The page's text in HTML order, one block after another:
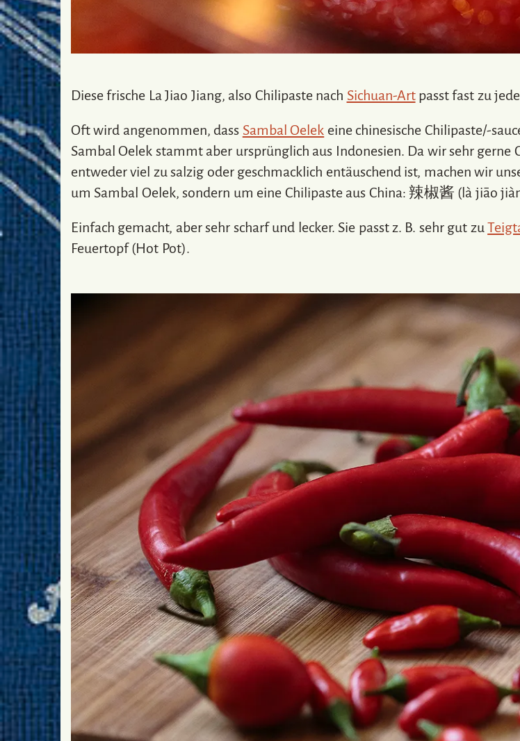
Diese frische La Jiao Jiang, also Chilipaste nach Sichuan-Artpasst fast zu
Oft wird angenommen, dass Sambal Oelek eine chinesische Chilipaste/-
Sambal Oelek stammt aber ursprünglich aus Indonesien. Da wir sehr gerne
entweder viel zu salzig oder geschmacklich entäuschend ist, machen wir
um Sambal Oelek, sondern um eine Chilipaste aus China: 辣椒酱 (là jiāo
Einfach gemacht, aber sehr scharf und lecker. Sie passt z. B. sehr gut zu
Feuertopf (Hot Pot).